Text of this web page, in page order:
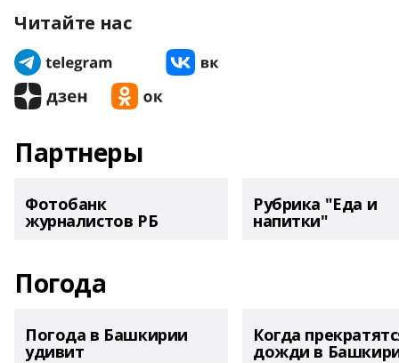
Читайте нас
Партнеры
Фотобанк
журналистов РБ
Рубрика "Еда и
напитки"
Погода
Погода в Башкирии
удивит
Когда
дожди в